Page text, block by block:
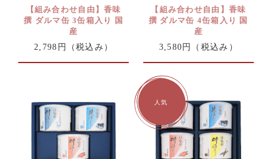
【組み合わせ自由】香味
撰 ダルマ缶 3缶箱入り 国
産
2,798円
（税込み）
【組み合わせ自由】香味
撰 ダルマ缶 4缶箱入り 国
産
3,580円
（税込み）